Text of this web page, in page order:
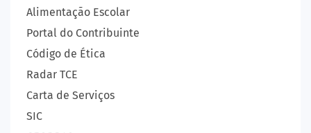
Alimentação Escolar
Portal do Contribuinte
Código de Ética
Radar TCE
Carta de Serviços
SIC